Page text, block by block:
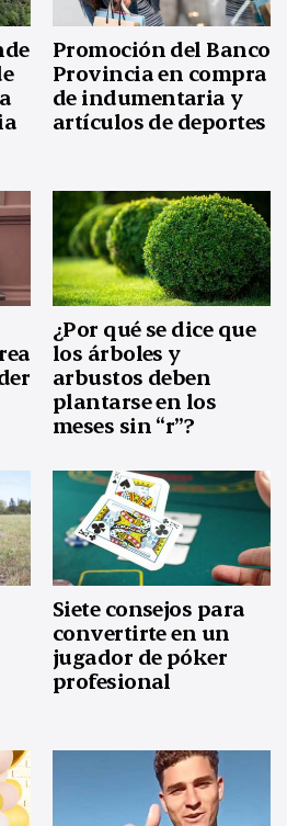
Promoción del Banco
Provincia en compra
de indumentaria y
artículos de deportes
¿Por qué se dice que
los árboles y
arbustos deben
plantarse en los
meses sin “r”?
Siete consejos para
convertirte en un
jugador de póker
profesional